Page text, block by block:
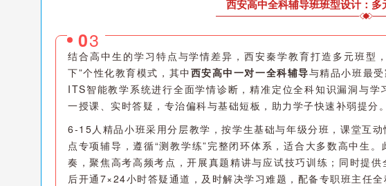
西安高中全科辅导班班型设计：
03
结合高中生的学习特点与学情差异，西安秦学教育打造多元班型
下”个性化教育模式，其中西安高中一对一全科辅导与精品小班最
ITS智能教学系统进行全面学情诊断，精准定位全科知识漏洞与
一授课、实时答疑，专治偏科与基础短板，助力学子快速补弱提分。
6-15人精品小班采用分层教学，按学生基础与年级分班，课堂互
点专项辅导，遵循“测教学练”完整闭环体系，适合大多数高中生
奏，聚焦高考高频考点，开展真题精讲与应试技巧训练；同时提
后开通7×24小时答疑通道，及时解决学习难题，配备专职班主任全